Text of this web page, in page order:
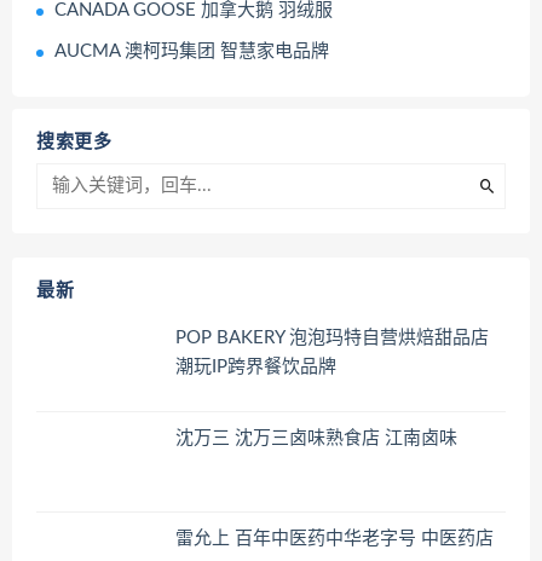
CANADA GOOSE 加拿大鹅 羽绒服
AUCMA 澳柯玛集团 智慧家电品牌
搜索更多
最新
POP BAKERY 泡泡玛特自营烘焙甜品店
潮玩IP跨界餐饮品牌
沈万三 沈万三卤味熟食店 江南卤味
雷允上 百年中医药中华老字号 中医药店